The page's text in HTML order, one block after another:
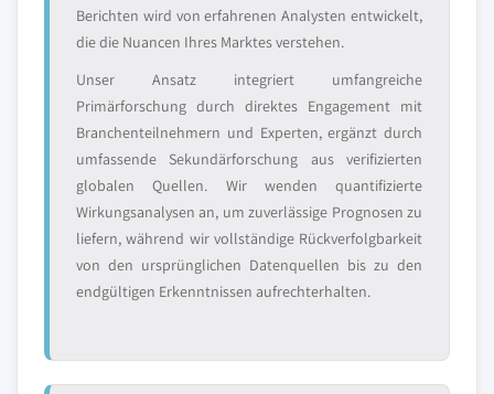
Berichten wird von erfahrenen Analysten entwickelt,
die die Nuancen Ihres Marktes verstehen.
Unser Ansatz integriert umfangreiche
Primärforschung durch direktes Engagement mit
Branchenteilnehmern und Experten, ergänzt durch
umfassende Sekundärforschung aus verifizierten
globalen Quellen. Wir wenden quantifizierte
Wirkungsanalysen an, um zuverlässige Prognosen zu
liefern, während wir vollständige Rückverfolgbarkeit
von den ursprünglichen Datenquellen bis zu den
endgültigen Erkenntnissen aufrechterhalten.